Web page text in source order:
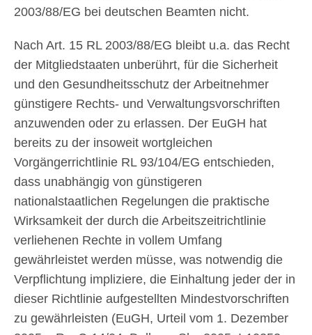
2003/88/EG bei deutschen Beamten nicht.
Nach Art. 15 RL 2003/88/EG bleibt u.a. das Recht
der Mitgliedstaaten unberührt, für die Sicherheit
und den Gesundheitsschutz der Arbeitnehmer
günstigere Rechts- und Verwaltungsvorschriften
anzuwenden oder zu erlassen. Der EuGH hat
bereits zu der insoweit wortgleichen
Vorgängerrichtlinie RL 93/104/EG entschieden,
dass unabhängig von günstigeren
nationalstaatlichen Regelungen die praktische
Wirksamkeit der durch die Arbeitszeitrichtlinie
verliehenen Rechte in vollem Umfang
gewährleistet werden müsse, was notwendig die
Verpflichtung impliziere, die Einhaltung jeder der in
dieser Richtlinie aufgestellten Mindestvorschriften
zu gewährleisten (EuGH, Urteil vom 1. Dezember